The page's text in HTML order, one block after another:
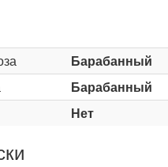
Барабанный
Барабанный
Нет